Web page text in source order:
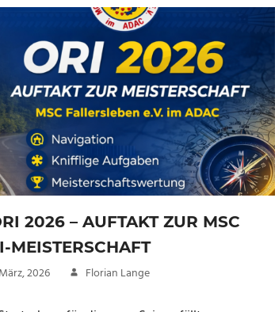
2026 – AUFTAKT ZUR MSC
MEISTERSCHAFT
2026 Florian Lange